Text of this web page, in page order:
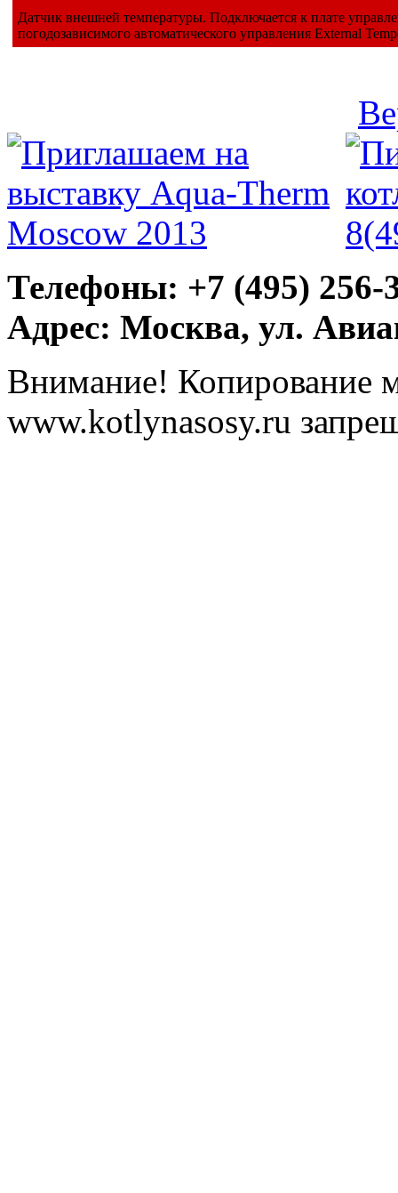
Датчик внешней температуры. Подключается к плате
погодозависимого автоматического управления External
Телефоны: +7 (495) 256-
Адрес: Москва, ул.
Внимание! Копирование
www.kotlynasosy.ru